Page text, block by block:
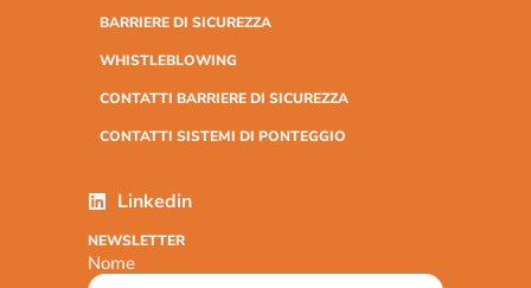
BARRIERE DI SICUREZZA
WHISTLEBLOWING
CONTATTI BARRIERE DI SICUREZZA
CONTATTI SISTEMI DI PONTEGGIO
Linkedin
NEWSLETTER
Nome